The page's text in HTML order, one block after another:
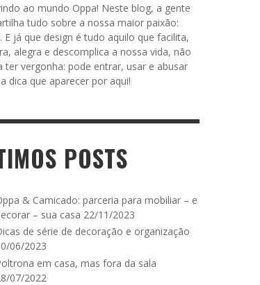
ao mundo Oppa! Neste blog, a gente
tudo sobre a nossa maior paixão:
E já que design é tudo aquilo que facilita,
alegra e descomplica a nossa vida, não
ter vergonha: pode entrar, usar e abusar
dica que aparecer por aqui!
POSTS
& Camicado: parceria para mobiliar – e
– sua casa 22/11/2023
de série de decoração e organização
06/2023
em casa, mas fora da sala
07/2022